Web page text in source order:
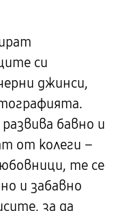
си
джинси,
бавно и
от колеги –
те се
и забавно
за да